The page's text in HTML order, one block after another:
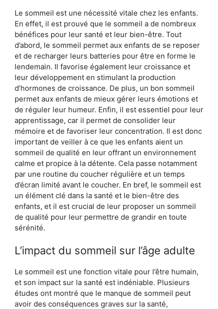
Le sommeil est une nécessité vitale chez les enfants.
En effet, il est prouvé que le sommeil a de nombreux
bénéfices pour leur santé et leur bien-être. Tout
d’abord, le sommeil permet aux enfants de se reposer
et de recharger leurs batteries pour être en forme le
lendemain. Il favorise également leur croissance et
leur développement en stimulant la production
d’hormones de croissance. De plus, un bon sommeil
permet aux enfants de mieux gérer leurs émotions et
de réguler leur humeur. Enfin, il est essentiel pour leur
apprentissage, car il permet de consolider leur
mémoire et de favoriser leur concentration. Il est donc
important de veiller à ce que les enfants aient un
sommeil de qualité en leur offrant un environnement
calme et propice à la détente. Cela passe notamment
par une routine du coucher régulière et un temps
d’écran limité avant le coucher. En bref, le sommeil est
un élément clé dans la santé et le bien-être des
enfants, et il est crucial de leur proposer un sommeil
de qualité pour leur permettre de grandir en toute
sérénité.
L’impact du sommeil sur l’âge adulte
Le sommeil est une fonction vitale pour l’être humain,
et son impact sur la santé est indéniable. Plusieurs
études ont montré que le manque de sommeil peut
avoir des conséquences graves sur la santé,